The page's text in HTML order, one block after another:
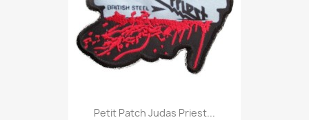
Petit Patch Judas Priest...